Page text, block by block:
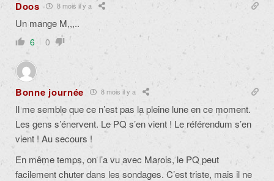
Doos 8 mois il y a
Un mange M,,,..
6 0
Bonne journée 8 mois il y a
Il me semble que ce n’est pas la pleine lune en ce moment.
Les gens s’énervent. Le PQ s’en vient ! Le référendum s’en
vient ! Au secours !
En même temps, on l’a vu avec Marois, le PQ peut
facilement chuter dans les sondages. C’est triste, mais il ne